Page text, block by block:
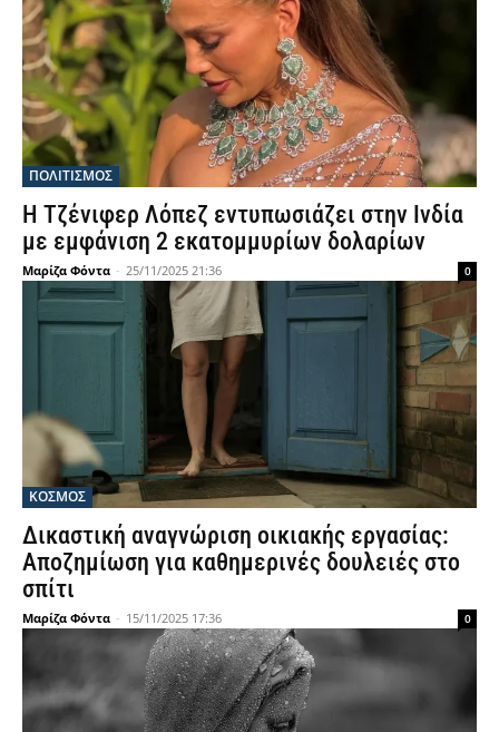
ΠΟΛΙΤΙΣΜΟΣ
Η Τζένιφερ Λόπεζ εντυπωσιάζει στην Ινδία
με εμφάνιση 2 εκατομμυρίων δολαρίων
Μαρίζα Φόντα - 25/11/2025 21:36 0
ΚΟΣΜΟΣ
Δικαστική αναγνώριση οικιακής εργασίας:
Αποζημίωση για καθημερινές δουλειές στο
σπίτι
Μαρίζα Φόντα - 15/11/2025 17:36 0